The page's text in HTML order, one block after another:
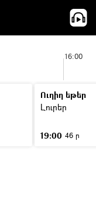
16:00
Ուղիղ եթեր
Լուրեր
19:00 46 ր